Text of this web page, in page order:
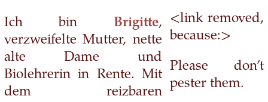
Ich bin Brigitte,
verzweifelte Mutter, nette
alte Dame und
Biolehrerin in Rente. Mit
dem reizbaren
<link removed,
because:>
Please don’t
pester them.